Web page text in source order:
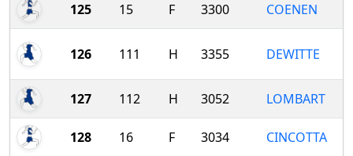
125 15 F 3300 COENEN
126 111 H 3355 DEWITTE
127 112 H 3052 LOMBART
128 16 F 3034 CINCOTTA